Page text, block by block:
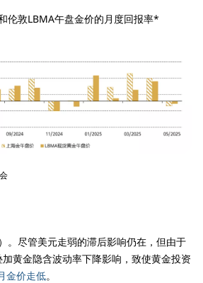
伦敦LBMA午盘金价的月度回报率*
）。尽管美元走弱的滞后影响仍在，但由于
黄金隐含波动率下降影响，致使黄金投资
金价走低。